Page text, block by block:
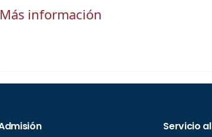
Más información